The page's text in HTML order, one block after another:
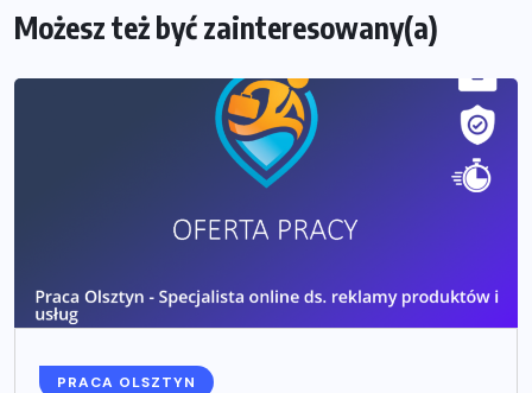
Możesz też być zainteresowany(a)
PRACA OLSZTYN